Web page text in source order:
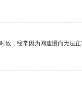
，经常因为网速慢而无法